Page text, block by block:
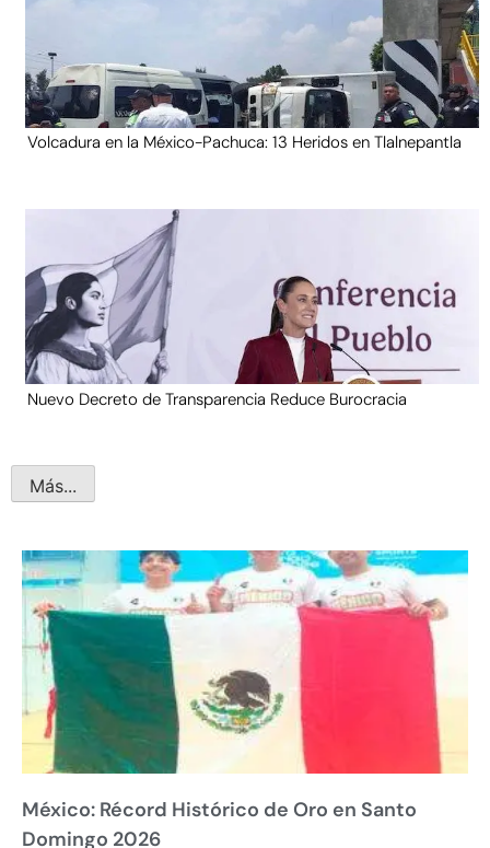
Volcadura en la México-Pachuca: 13 Heridos en Tlalnepantla
Nuevo Decreto de Transparencia Reduce Burocracia
Más...
México: Récord Histórico de Oro en Santo
Domingo 2026